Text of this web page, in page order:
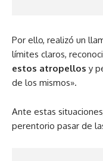
Por ello, realizó un
límites claros,
estos atropellos y
de los mismos».
Ante estas
perentorio pasar de